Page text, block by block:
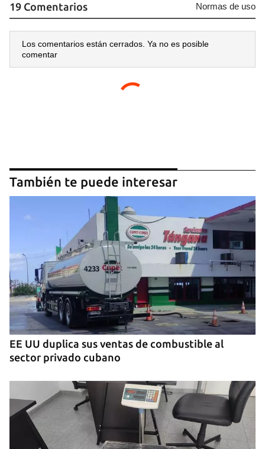
19 Comentarios Normas de uso
Los comentarios están cerrados. Ya no es posible
comentar
También te puede interesar
EE UU duplica sus ventas de combustible al
sector privado cubano